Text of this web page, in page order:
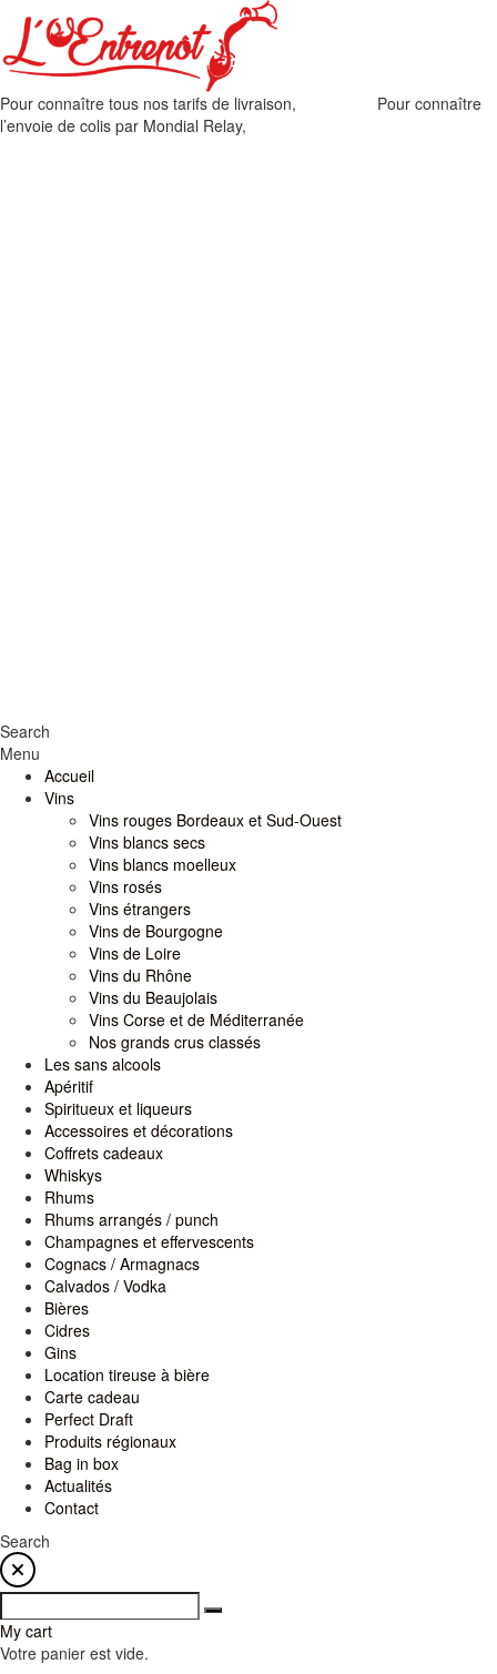
Pour connaître tous nos tarifs de livraison,
Pour connaître
l’envoie de colis par Mondial Relay,
Search
Menu
Accueil
Vins
Vins rouges Bordeaux et Sud-Ouest
Vins blancs secs
Vins blancs moelleux
Vins rosés
Vins étrangers
Vins de Bourgogne
Vins de Loire
Vins du Rhône
Vins du Beaujolais
Vins Corse et de Méditerranée
Nos grands crus classés
Les sans alcools
Apéritif
Spiritueux et liqueurs
Accessoires et décorations
Coffrets cadeaux
Whiskys
Rhums
Rhums arrangés / punch
Champagnes et effervescents
Cognacs / Armagnacs
Calvados / Vodka
Bières
Cidres
Gins
Location tireuse à bière
Carte cadeau
Perfect Draft
Produits régionaux
Bag in box
Actualités
Contact
Search
My cart
Votre panier est vide.